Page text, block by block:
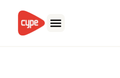
contenido